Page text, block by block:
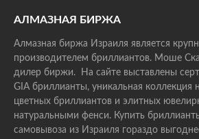
АЛМАЗНАЯ БИРЖА
Алмазная биржа Израиля является
производителем бриллиантов. Моше
дилер биржи. На сайте выставлены
GIA бриллианты, уникальная коллекция
цветных бриллиантов и элитных
натуральными фенси. Купить
самовывоза из Израиля гораздо